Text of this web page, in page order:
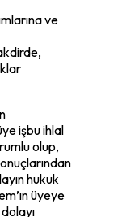
ve
işbu ihlal
olup,
hukuk
üyeye